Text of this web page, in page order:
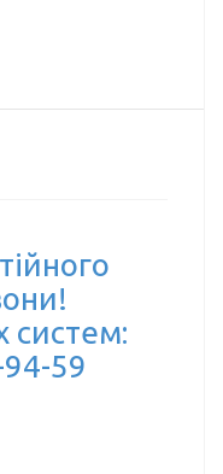
систем:
59